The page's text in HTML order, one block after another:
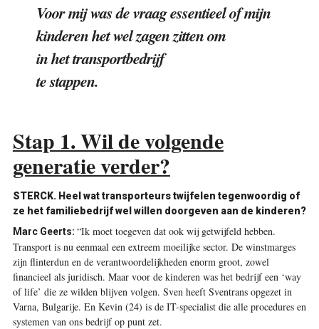
Voor mij was de vraag essentieel of mijn
kinderen het wel zagen zitten om
in het transportbedrijf
te stappen.
Stap 1. Wil de volgende
generatie verder?
STERCK. Heel wat transporteurs twijfelen tegenwoordig of
ze het familiebedrijf wel willen doorgeven aan de kinderen?
Marc Geerts: “Ik moet toegeven dat ook wij getwijfeld hebben.
Transport is nu eenmaal een extreem moeilijke sector. De winstmarges
zijn flinterdun en de verantwoordelijkheden enorm groot, zowel
financieel als juridisch. Maar voor de kinderen was het bedrijf een ‘way
of life’ die ze wilden blijven volgen. Sven heeft Sventrans opgezet in
Varna, Bulgarije. En Kevin (24) is de IT-specialist die alle procedures en
systemen van ons bedrijf op punt zet.